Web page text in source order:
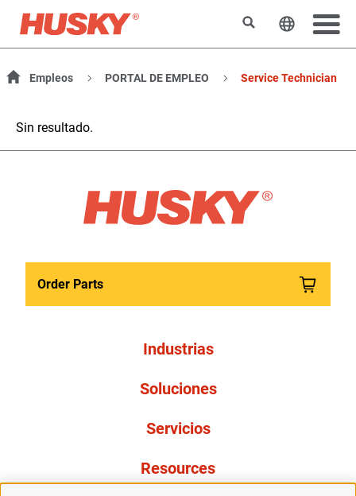
BuscarCambiar
Empleos PORTAL DE EMPLEO Service Technician
Sin resultado.
Order Parts
Industrias
Soluciones
Servicios
Resources